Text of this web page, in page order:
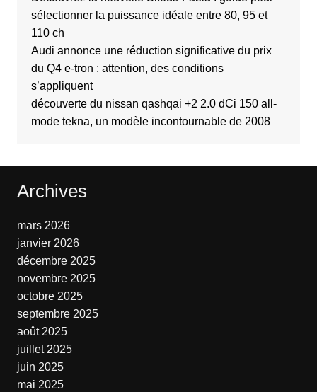
sélectionner la puissance idéale entre 80, 95 et
110 ch
Audi annonce une réduction significative du prix
du Q4 e-tron : attention, des conditions
s’appliquent
découverte du nissan qashqai +2 2.0 dCi 150 all-
mode tekna, un modèle incontournable de 2008
Archives
mars 2026
janvier 2026
décembre 2025
novembre 2025
octobre 2025
septembre 2025
août 2025
juillet 2025
juin 2025
mai 2025